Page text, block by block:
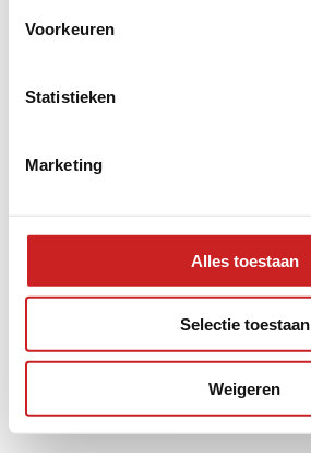
Voorkeuren
Statistieken
Marketing
Alles toestaan
Selectie toestaan
Weigeren